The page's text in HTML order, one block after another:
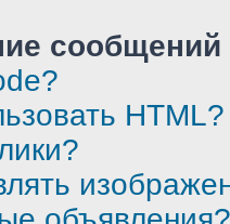
HTML?